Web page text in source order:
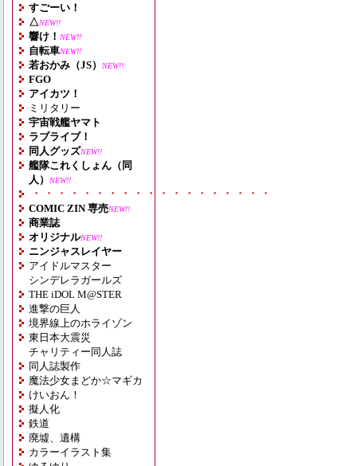
すごーい！
△NEW!!
響け！ NEW!!
自転車NEW!!
若おかみ（JS） NEW!!
FGO
アイカツ！
ミリタリー
宇宙戦艦ヤマト
ラブライブ！
同人グッズNEW!!
艦隊これくしょん（同
人）
NEW!!
・・・・・・・・・・・・・・・・・・・
COMIC ZIN 専売NEW!!
商業誌
オリジナルNEW!!
ニンジャスレイヤー
アイドルマスター
シンデレラガールズ
THE iDOL M@STER
進撃の巨人
境界線上のホライゾン
東日本大震災
チャリティー同人誌
同人誌製作
魔法少女まどか☆マギカ
けいおん！
擬人化
鉄道
廃墟、遺構
カラーイラスト集